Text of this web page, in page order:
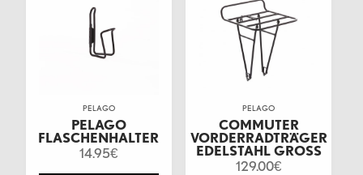
PELAGO
PELAGO
FLASCHENHALTER
14.95€
PELAGO
COMMUTER
VORDERRADTRÄGER
EDELSTAHL GROSS
129.00€